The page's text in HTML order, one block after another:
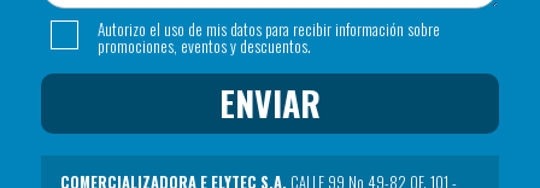
Autorizo el uso de mis datos para recibir información sobre
promociones, eventos y descuentos.
ENVIAR
COMERCIALIZADORA E ELYTEC S.A. CALLE 99 No 49-82 OF. 101 -